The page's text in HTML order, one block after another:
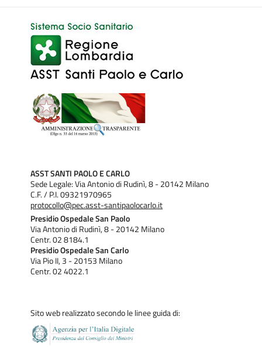
ASST SANTI PAOLO E CARLO
Sede Legale: Via Antonio di Rudinì, 8 - 20142 Milano
C.F. / P.I. 09321970965
protocollo@pec.asst-santipaolocarlo.it
Presidio Ospedale San Paolo
Via Antonio di Rudinì, 8 - 20142 Milano
Centr. 02 8184.1
Presidio Ospedale San Carlo
Via Pio II, 3 - 20153 Milano
Centr. 02 4022.1
Sito web realizzato secondo le linee guida di: